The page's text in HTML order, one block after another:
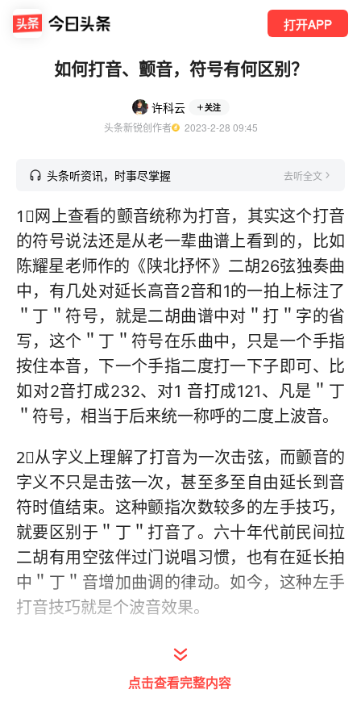
打开APP
如何打音、颤音，符号有何区别？
许科云 关注
头条新锐创作者
  2023-2-28 09:45
头条听资讯，时事尽掌握 去听全文
1⃣️网上查看的颤音统称为打音，其实这个打音
的符号说法还是从老一辈曲谱上看到的，比如
陈耀星老师作的《陕北抒怀》二胡26弦独奏曲
中，有几处对延长高音2音和1的一拍上标注了
＂丁＂符号，就是二胡曲谱中对＂打＂字的省
写，这个＂丁＂符号在乐曲中，只是一个手指
按住本音，下一个手指二度打一下子即可、比
如对2音打成232、对1 音打成121、凡是＂丁
＂符号，相当于后来统一称呼的二度上波音。
2⃣️从字义上理解了打音为一次击弦，而颤音的
字义不只是击弦一次，甚至多至自由延长到音
符时值结束。这种颤指次数较多的左手技巧，
就要区别于＂丁＂打音了。六十年代前民间拉
二胡有用空弦伴过门说唱习惯，也有在延长拍
中＂丁＂音增加曲调的律动。如今，这种左手
打音技巧就是个波音效果。
3⃣️＂丁＂是某手指抬起较高，掌指及指关节运
动，快速灵活地击打一下，而颤指的指尖端离
点击查看完整内容